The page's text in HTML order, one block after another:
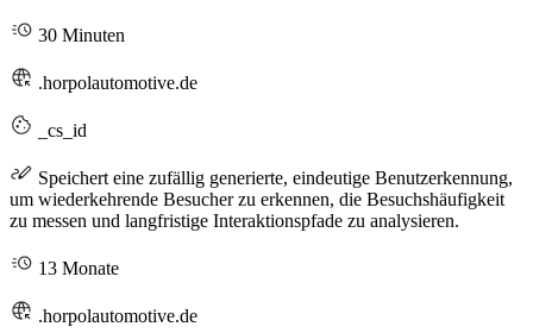
30 Minuten
.horpolautomotive.de
_cs_id
Speichert eine zufällig generierte, eindeutige Benutzerkennung,
um wiederkehrende Besucher zu erkennen, die Besuchshäufigkeit
zu messen und langfristige Interaktionspfade zu analysieren.
13 Monate
.horpolautomotive.de